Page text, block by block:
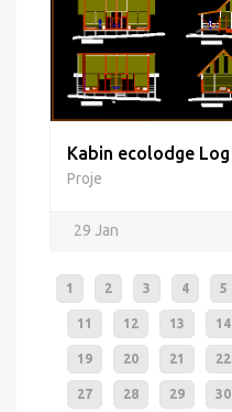
Kabin ecolodge Log
Proje
29 Jan
1 2 3 4 5
11 12 13 14
19 20 21 22
27 28 29 30